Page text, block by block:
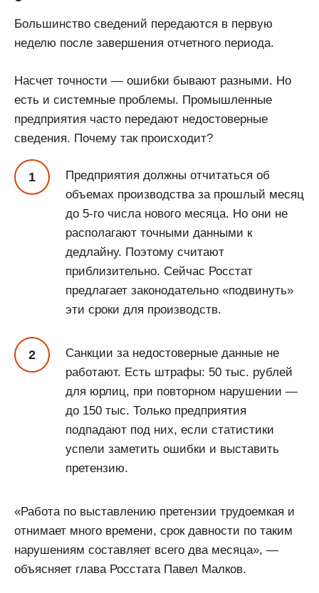
Большинство сведений передаются в первую
неделю после завершения отчетного периода.
Насчет точности — ошибки бывают разными. Но
есть и системные проблемы. Промышленные
предприятия часто передают недостоверные
сведения. Почему так происходит?
Предприятия должны отчитаться об
объемах производства за прошлый месяц
до 5-го числа нового месяца. Но они не
располагают точными данными к
дедлайну. Поэтому считают
приблизительно. Сейчас Росстат
предлагает законодательно «подвинуть»
эти сроки для производств.
Санкции за недостоверные данные не
работают. Есть штрафы: 50 тыс. рублей
для юрлиц, при повторном нарушении —
до 150 тыс. Только предприятия
подпадают под них, если статистики
успели заметить ошибки и выставить
претензию.
«Работа по выставлению претензии трудоемкая и
отнимает много времени, срок давности по таким
нарушениям составляет всего два месяца», —
объясняет глава Росстата Павел Малков.